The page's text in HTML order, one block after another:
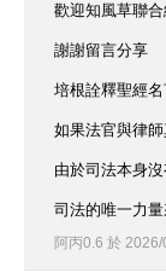
歡迎知風草聯
謝謝留言分享
培根詮釋聖經
如果法官與律
由於司法本身沒
司法的唯一力量
阿丙0.6 於 2026/